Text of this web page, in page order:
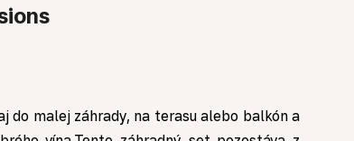
do malej záhrady, na terasu alebo balkón a